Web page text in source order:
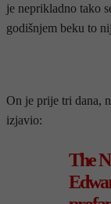
je neprikladno tako
godišnjem beku to
On je prije tri dana,
izjavio:
The